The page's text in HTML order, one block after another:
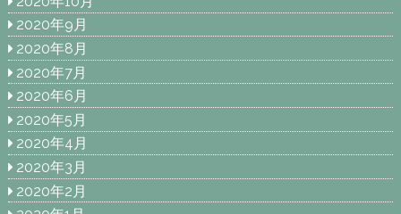
2020年9月
2020年8月
2020年7月
2020年6月
2020年5月
2020年4月
2020年3月
2020年2月